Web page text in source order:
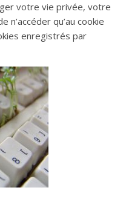
votre vie privée, votre
n’accéder qu’au cookie
enregistrés par